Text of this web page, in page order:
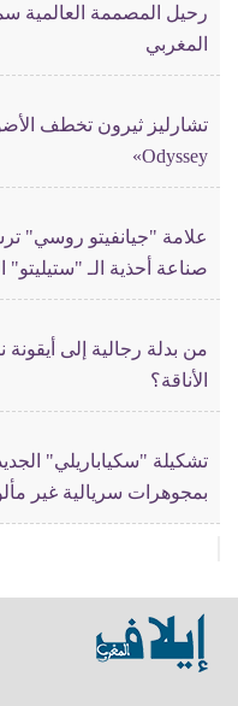
رحيل المصممة العالمية
المغربي
Odyssey»
علامة "جيانفيتو روسي"
صناعة أحذية الـ "ستيليتو"
من بدلة رجالية إلى
الأناقة؟
تشكيلة "سكياباريلي"
بمجوهرات سريالية غير